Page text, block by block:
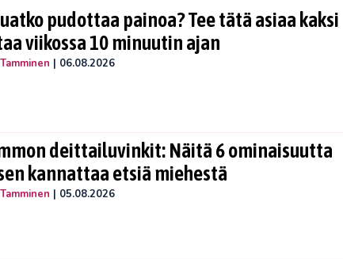
pudottaa painoa? Tee tätä asiaa kaksi
viikossa 10 minuutin ajan
| 06.08.2026
deittailuvinkit: Näitä 6 ominaisuutta
kannattaa etsiä miehestä
| 05.08.2026